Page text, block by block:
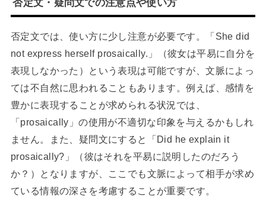
否定文では、使い方に少し注意が必要です。「She did
not express herself prosaically.」（彼女は平易に自分を
表現しなかった）という表現は可能ですが、文脈によっ
ては不自然に思われることもあります。例えば、感情を
豊かに表現することが求められる状況では、
「prosaically」の使用が不適切な印象を与えるかもしれ
ません。また、疑問文にすると「Did he explain it
prosaically?」（彼はそれを平易に説明したのだろう
か？）となりますが、ここでも文脈によって相手が求め
ている情報の深さを考慮することが重要です。